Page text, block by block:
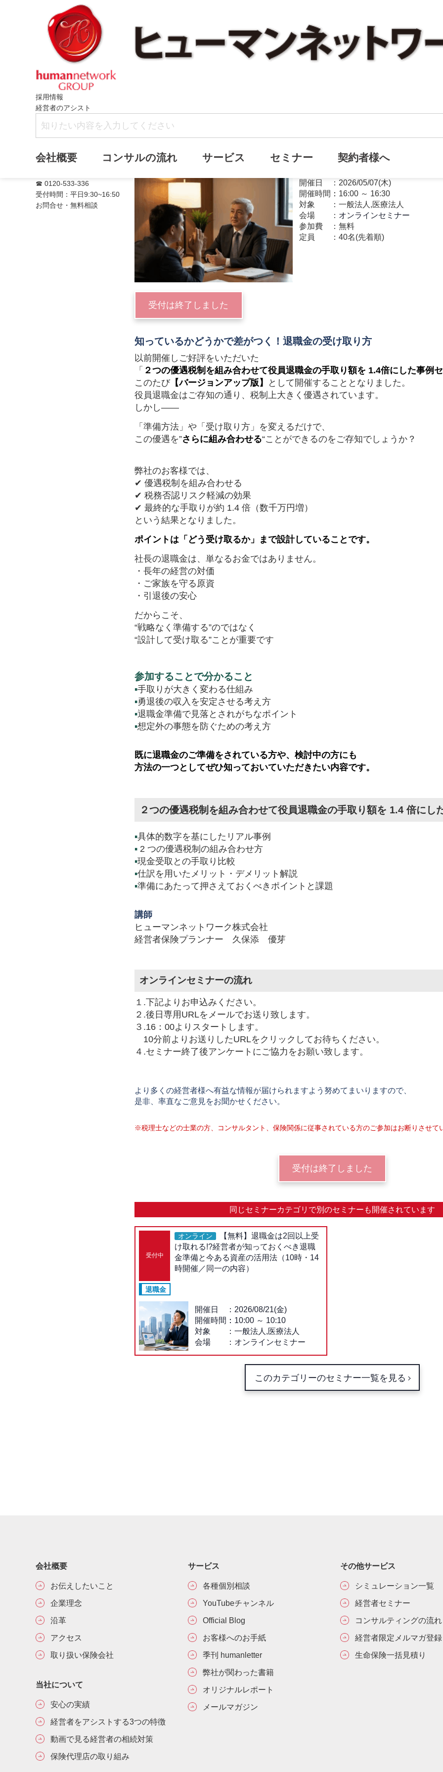
採用情報
経営者のアシスト
会社概要 コンサルの流れ サービス セミナー 契約者様へ
☎ 0120-533-336
受付時間：平日9:30~16:50
お問合せ・無料相談
満席
役員退職金の手取り額を 1.4 倍にした事
開催日
2026/05/07(木)
開催時間： 16:00 ～ 16:30
対象
一般法人,医療法人
会場
オンラインセミナー
参加費
無料
定員
40名(先着順)
受付は終了しました
知っているかどうかで差がつく！退職金の受け取り方
以前開催しご好評をいただいた
「 ２つの優遇税制を組み合わせて役員退職金の手取り額を 1.4倍にした事例
このたび【バージョンアップ版】
として開催することとなりました。
役員退職金はご存知の通り、税制上大きく優遇されています。
しかし――
「準備方法」や「受け取り方」を変えるだけで、
この優遇を”さらに組み合わせる“ことができるのをご存知でしょうか？
弊社のお客様では、
✔ 優遇税制を組み合わせる
✔ 税務否認リスク軽減の効果
✔ 最終的な手取りが約 1.4 倍（数千万円増）
という結果となりました。
ポイントは「どう受け取るか」まで設計していることです。
社長の退職金は、単なるお金ではありません。
・長年の経営の対価
・ご家族を守る原資
・引退後の安心
だからこそ、
“戦略なく準備する”のではなく
“設計して受け取る”ことが重要です
参加することで分かること
▪手取りが大きく変わる仕組み
▪勇退後の収入を安定させる考え方
▪退職金準備で見落とされがちなポイント
▪想定外の事態を防ぐための考え方
既に退職金のご準備をされている方や、検討中の方にも
方法の一つとしてぜひ知っておいていただきたい内容です。
２つの優遇税制を組み合わせて役員退職金の手取り額を 1.4 倍にし
▪具体的数字を基にしたリアル事例
▪ 2 つの優遇税制の組み合わせ方
▪現金受取との手取り比較
▪仕訳を用いたメリット・デメリット解説
▪準備にあたって押さえておくべきポイントと課題
講師
ヒューマンネットワーク株式会社
経営者保険プランナー 久保添 優芽
オンラインセミナーの流れ
１.下記よりお申込みください。
２.後日専用URLをメールでお送り致します。
３.16：00よりスタートします。
10分前よりお送りしたURLをクリックしてお待ちください。
４.セミナー終了後アンケートにご協力をお願い致します。
より多くの経営者様へ有益な情報が届けられますよう努めてまいりますので、
是非、率直なご意見をお聞かせください。
※税理士などの士業の方、コンサルタント、保険関係に従事されている方のご参加はお断りさせて
受付は終了しました
同じセミナーカテゴリで別のセミナーも開催されています
受付中
オンライン
【無料】退職金は2回以上受
け取れる!?経営者が知っておくべき退職
金準備と今ある資産の活用法（10時・14
時開催／同一の内容）
退職金
開催日
2026/08/21(金)
開催時間： 10:00 ～ 10:10
対象
一般法人,医療法人
会場
オンラインセミナー
このカテゴリーのセミナー一覧を見る
会社概要
お伝えしたいこと
企業理念
沿革
アクセス
取り扱い保険会社
当社について
安心の実績
経営者をアシストする3つの特徴
動画で見る経営者の相続対策
保険代理店の取り組み
サービス
各種個別相談
YouTubeチャンネル
Official Blog
お客様へのお手紙
季刊 humanletter
弊社が関わった書籍
オリジナルレポート
メールマガジン
その他サービス
シミュレーション一覧
経営者セミナー
コンサルティングの流れ
経営者限定メルマガ登録
生命保険一括見積り